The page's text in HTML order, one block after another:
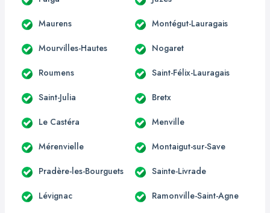
Maurens Montégut-Lauragais
Mourvilles-Hautes Nogaret
Roumens Saint-Félix-Lauragais
Saint-Julia Bretx
Le Castéra Menville
Mérenvielle Montaigut-sur-Save
Pradère-les-Bourguets Sainte-Livrade
Lévignac Ramonville-Saint-Agne